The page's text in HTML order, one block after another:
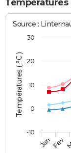
Températures
Températures ( °C )
Source :
JanFev
-10
0
10
20
30